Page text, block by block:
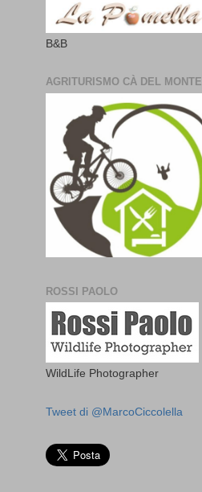
B&B
AGRITURISMO CÀ DEL MONTE
ROSSI PAOLO
WildLife Photographer
Tweet di @MarcoCiccolella